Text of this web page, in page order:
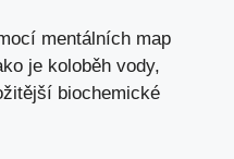
mentálních map
je koloběh vody,
biochemické